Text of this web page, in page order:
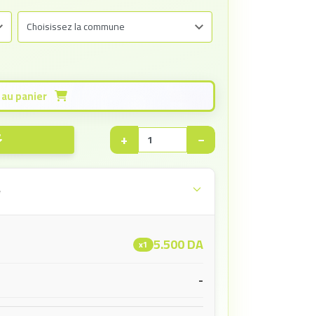
Ajouter au panier
−
+
x1 5.500DA
-